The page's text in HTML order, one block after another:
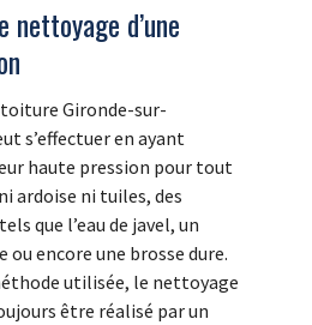
nettoyage d’une
Gironde-sur-
s’effectuer en ayant
haute pression pour tout
ardoise ni tuiles, des
que l’eau de javel, un
encore une brosse dure.
utilisée, le nettoyage
être réalisé par un